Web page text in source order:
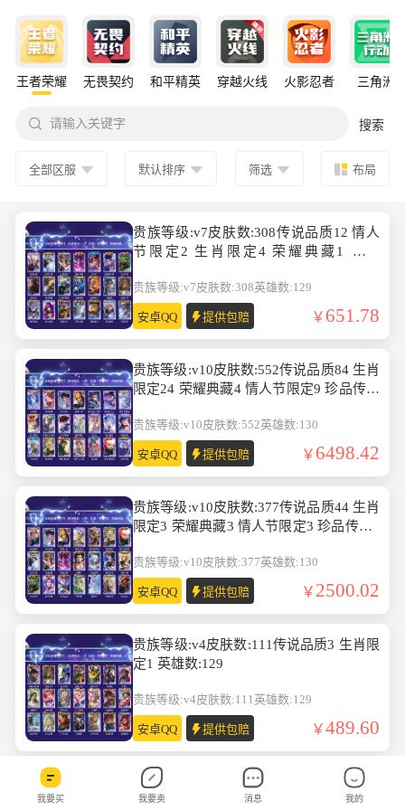
王者荣耀 无畏契约 和平精英 穿越火线 火影忍者 三角洲
 请输入关键字 搜索
全部区服 默认排序 筛选 布局
贵族等级:v7皮肤数:308传说品质12 情人
节限定2 生肖限定4 荣耀典藏1 英雄
贵族等级:v7皮肤数:308英雄数:129
安卓QQ 提供包赔 651.78
贵族等级:v10皮肤数:552传说品质84 生肖
限定24 荣耀典藏4 情人节限定9 珍品传说
贵族等级:v10皮肤数:552英雄数:130
安卓QQ 提供包赔 6498.42
贵族等级:v10皮肤数:377传说品质44 生肖
限定3 荣耀典藏3 情人节限定3 珍品传说2
贵族等级:v10皮肤数:377英雄数:130
安卓QQ 提供包赔 2500.02
贵族等级:v4皮肤数:111传说品质3 生肖限
定1 英雄数:129
贵族等级:v4皮肤数:111英雄数:129
安卓QQ 提供包赔 489.60
贵族等级:v10皮肤数:521传说品质67 生肖
限定19 情人节限定7 荣耀典藏6 珍品传说
我要买 我要卖 消息 我的